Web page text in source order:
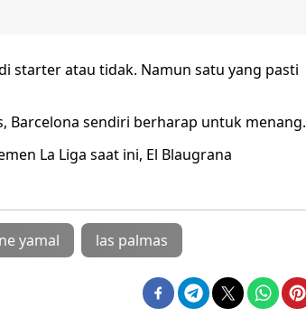
starter atau tidak. Namun satu yang pasti
Barcelona sendiri berharap untuk menang.
La Liga saat ini, El Blaugrana
yamal las palmas